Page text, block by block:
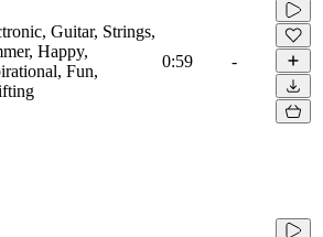
Guitar, Strings,
Happy,
Fun,
0:59 -